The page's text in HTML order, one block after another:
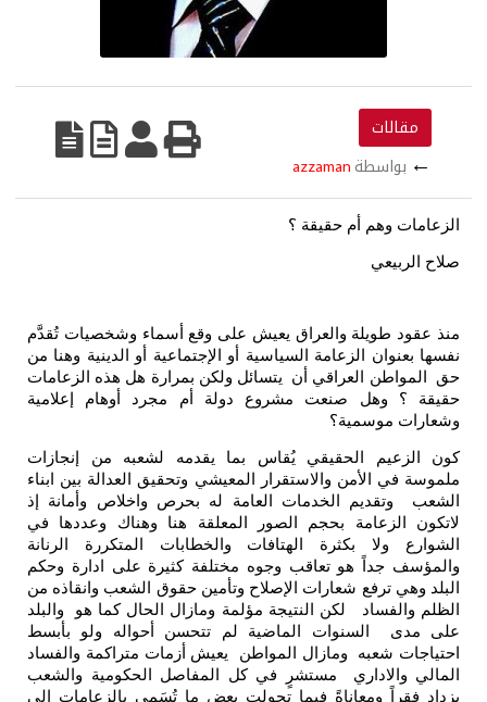
مقالات
← بواسطة azzaman
الزعامات وهم أم حقيقة ؟
صلاح الربيعي
منذ عقود طويلة والعراق يعيش على وقع أسماء وشخصيات تُقدَّم
نفسها بعنوان الزعامة السياسية أو الإجتماعية أو الدينية وهنا من
حق المواطن العراقي أن يتسائل ولكن بمرارة هل هذه الزعامات
حقيقة ؟ وهل صنعت مشروع دولة أم مجرد أوهام إعلامية
وشعارات موسمية؟
كون الزعيم الحقيقي يُقاس بما يقدمه لشعبه من إنجازات
ملموسة في الأمن والاستقرار المعيشي وتحقيق العدالة بين ابناء
الشعب وتقديم الخدمات العامة له بحرص واخلاص وأمانة إذ
لاتكون الزعامة بحجم الصور المعلقة هنا وهناك وعددها في
الشوارع ولا بكثرة الهتافات والخطابات المتكررة الرنانة
والمؤسف جداً هو تعاقب وجوه مختلفة كثيرة على ادارة وحكم
البلد وهي ترفع شعارات الإصلاح وتأمين حقوق الشعب وانقاذه من
الظلم والفساد لكن النتيجة مؤلمة ومازال الحال كما هو والبلد
على مدى السنوات الماضية لم تتحسن أحواله ولو بأبسط
احتياجات شعبه ومازال المواطن يعيش أزمات متراكمة والفساد
المالي والاداري مستشرٍ في كل المفاصل الحكومية والشعب
يزداد فقراً ومعاناةً فيما تحولت بعض ما تُسَمى بالزعامات إلى